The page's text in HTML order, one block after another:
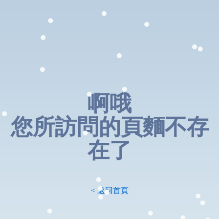
啊哦
您所訪問的頁麵不存
在了
< 返回首頁